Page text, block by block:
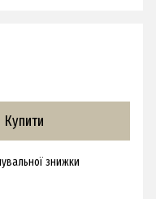
Купити
знижки